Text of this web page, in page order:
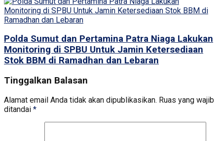
Polda Sumut dan Pertamina Patra Niaga Lakukan
Monitoring di SPBU Untuk Jamin Ketersediaan
Stok BBM di Ramadhan dan Lebaran
Tinggalkan Balasan
Alamat email Anda tidak akan dipublikasikan. Ruas yang wajib
ditandai *